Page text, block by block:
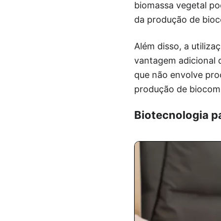
biomassa vegetal
da produção de
Além disso, a
vantagem adicional
que não envolve
produção de
Biotecnologia